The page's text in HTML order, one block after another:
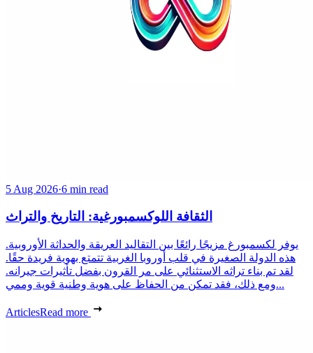
5 Aug 2026·6 min read
الثقافة اللوكسمبورغية: التاريخ والتراث
يوفر لكسمبورغ مزيجًا رائعًا بين التقاليد العريقة والحداثة الأوروبية.
هذه الدولة الصغيرة في قلب أوروبا الغربية تتمتع بهوية فريدة حقًا.
لقد تم بناء تراثه الاستثنائي على مر القرون بفضل تأثيرات جيرانه.
ومع ذلك، فقد تمكن من الحفاظ على هوية وطنية قوية وممي...
ArticlesRead more